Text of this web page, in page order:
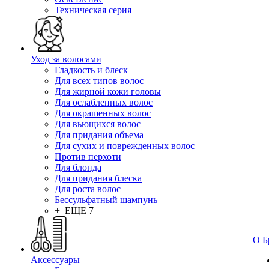
Техническая серия
Уход за волосами
Гладкость и блеск
Для всех типов волос
Для жирной кожи головы
Для ослабленных волос
Для окрашенных волос
Для вьющихся волос
Для придания объема
Для сухих и поврежденных волос
Против перхоти
Для блонда
Для придания блеска
Для роста волос
Бессульфатный шампунь
+ ЕЩЕ 7
Аксессуары
О